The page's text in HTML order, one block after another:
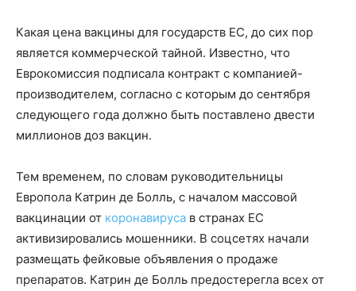
Какая цена вакцины для государств ЕС, до сих пор
является коммерческой тайной. Известно, что
Еврокомиссия подписала контракт с компанией-
производителем, согласно с которым до сентября
следующего года должно быть поставлено двести
миллионов доз вакцин.
Тем временем, по словам руководительницы
Европола Катрин де Болль, с началом массовой
вакцинации от коронавируса в странах ЕС
активизировались мошенники. В соцсетях начали
размещать фейковые объявления о продаже
препаратов. Катрин де Болль предостерегла всех от